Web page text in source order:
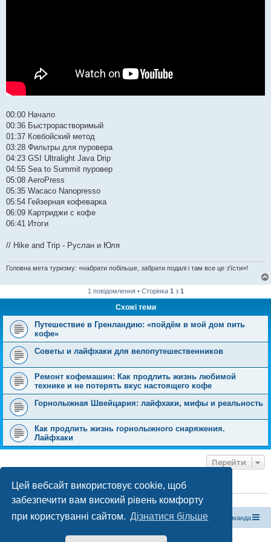
Цей вебсайт використовує cookie, щоб
забезпечити вам високий рівень комфорту
при користуванні сайтом. Дізнатися більше
00:00 Начало
00:36 Быстрорастворимый
01:37 Ковбойский метод
03:28 Фильтры для пуровера
04:23 GSI Ultralight Java Drip
04:55 Sea to Summit пуровер
05:08 AeroPress
05:35 Wacaco Nanopresso
05:54 Гейзерная кофеварка
06:09 Картриджи с кофе
06:41 Итоги
// Hike and Trip - Руслан и Юля
Головна мета туризму: «набрати побільше, забрати подалі і там все це з'їсти»!
1 повідомлення • Сторінка 1 з 1
Схожі теми
Путешествие в Гренландию: «пойдём в мой дом пить
кофе»
Советы и лайфхаки для велопутешественников
Ремонт кофемашин: Как продлить жизнь любимой
технике и не потерять вкус настоящего кофе
Горнолыжная Швейцария: лайфхаки, мифы и реальность
Как продлить жизнь горнолыжного снаряжения.
Лайфхаки
Перейти
ХТО ЗАРАЗ ОНЛАЙН
Зараз переглядають цей форум:ClaudeBot [бот ШІ]і 1 гість
Магазин спорядження Туристичний форум «Рюкзак» Команда
Працює на phpBB® Forum Software © phpBB Limited